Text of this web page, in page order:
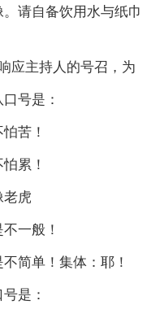
请自备饮用水与纸巾
应主持人的号召，为
号是：
苦！
累！
老虎
一般！
简单！集体：耶！
是：